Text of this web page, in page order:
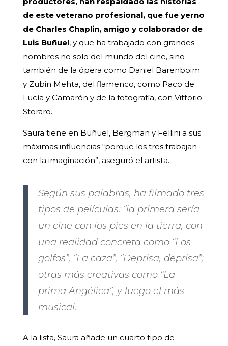
de este veterano profesional, que fue yerno
de Charles Chaplin, amigo y colaborador de
Luis Buñuel, y que ha trabajado con grandes
nombres no solo del mundo del cine, sino
también de la ópera como Daniel Barenboim
y Zubin Mehta, del flamenco, como Paco de
Lucía y Camarón y de la fotografía, con Vittorio
Storaro.
Saura tiene en Buñuel, Bergman y Fellini a sus
máximas influencias “porque los tres trabajan
con la imaginación”, aseguró el artista.
Según sus palabras, ha filmado tres
tipos de películas: “la primera sería
un cine con los pies en la tierra, con
una realidad concreta como “Los
golfos”, “La caza”, “Deprisa, deprisa”;
otras más creativas como “La
prima Angélica”, y luego el más
musical.
A la lista, Saura añade un cuarto tipo de